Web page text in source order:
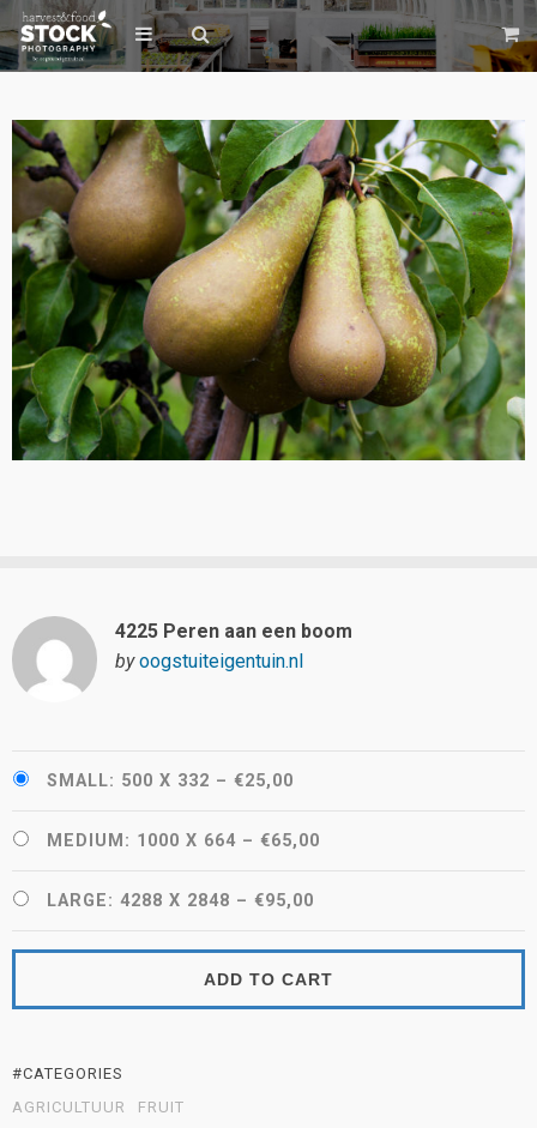
4225 Peren aan een boom
by oogstuiteigentuin.nl
SMALL: 500 X 332 – €25,00
MEDIUM: 1000 X 664 – €65,00
LARGE: 4288 X 2848 – €95,00
ADD TO CART
#CATEGORIES
AGRICULTUUR
FRUIT